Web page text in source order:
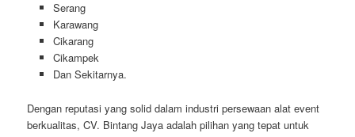
Serang
Karawang
Cikarang
Cikampek
Dan Sekitarnya.
Dengan reputasi yang solid dalam industri persewaan alat event
berkualitas, CV. Bintang Jaya adalah pilihan yang tepat untuk